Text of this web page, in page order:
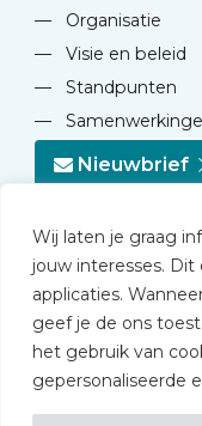
Wij laten je graag
jouw interesses. Dit
applicaties.
geef je de ons
het gebruik van
gepersonaliseerde
—
Organisatie
—
Visie en beleid
—
Standpunten
—
Nieuwbrief
© 2026 NVD
Privacy statement
Disclaimer